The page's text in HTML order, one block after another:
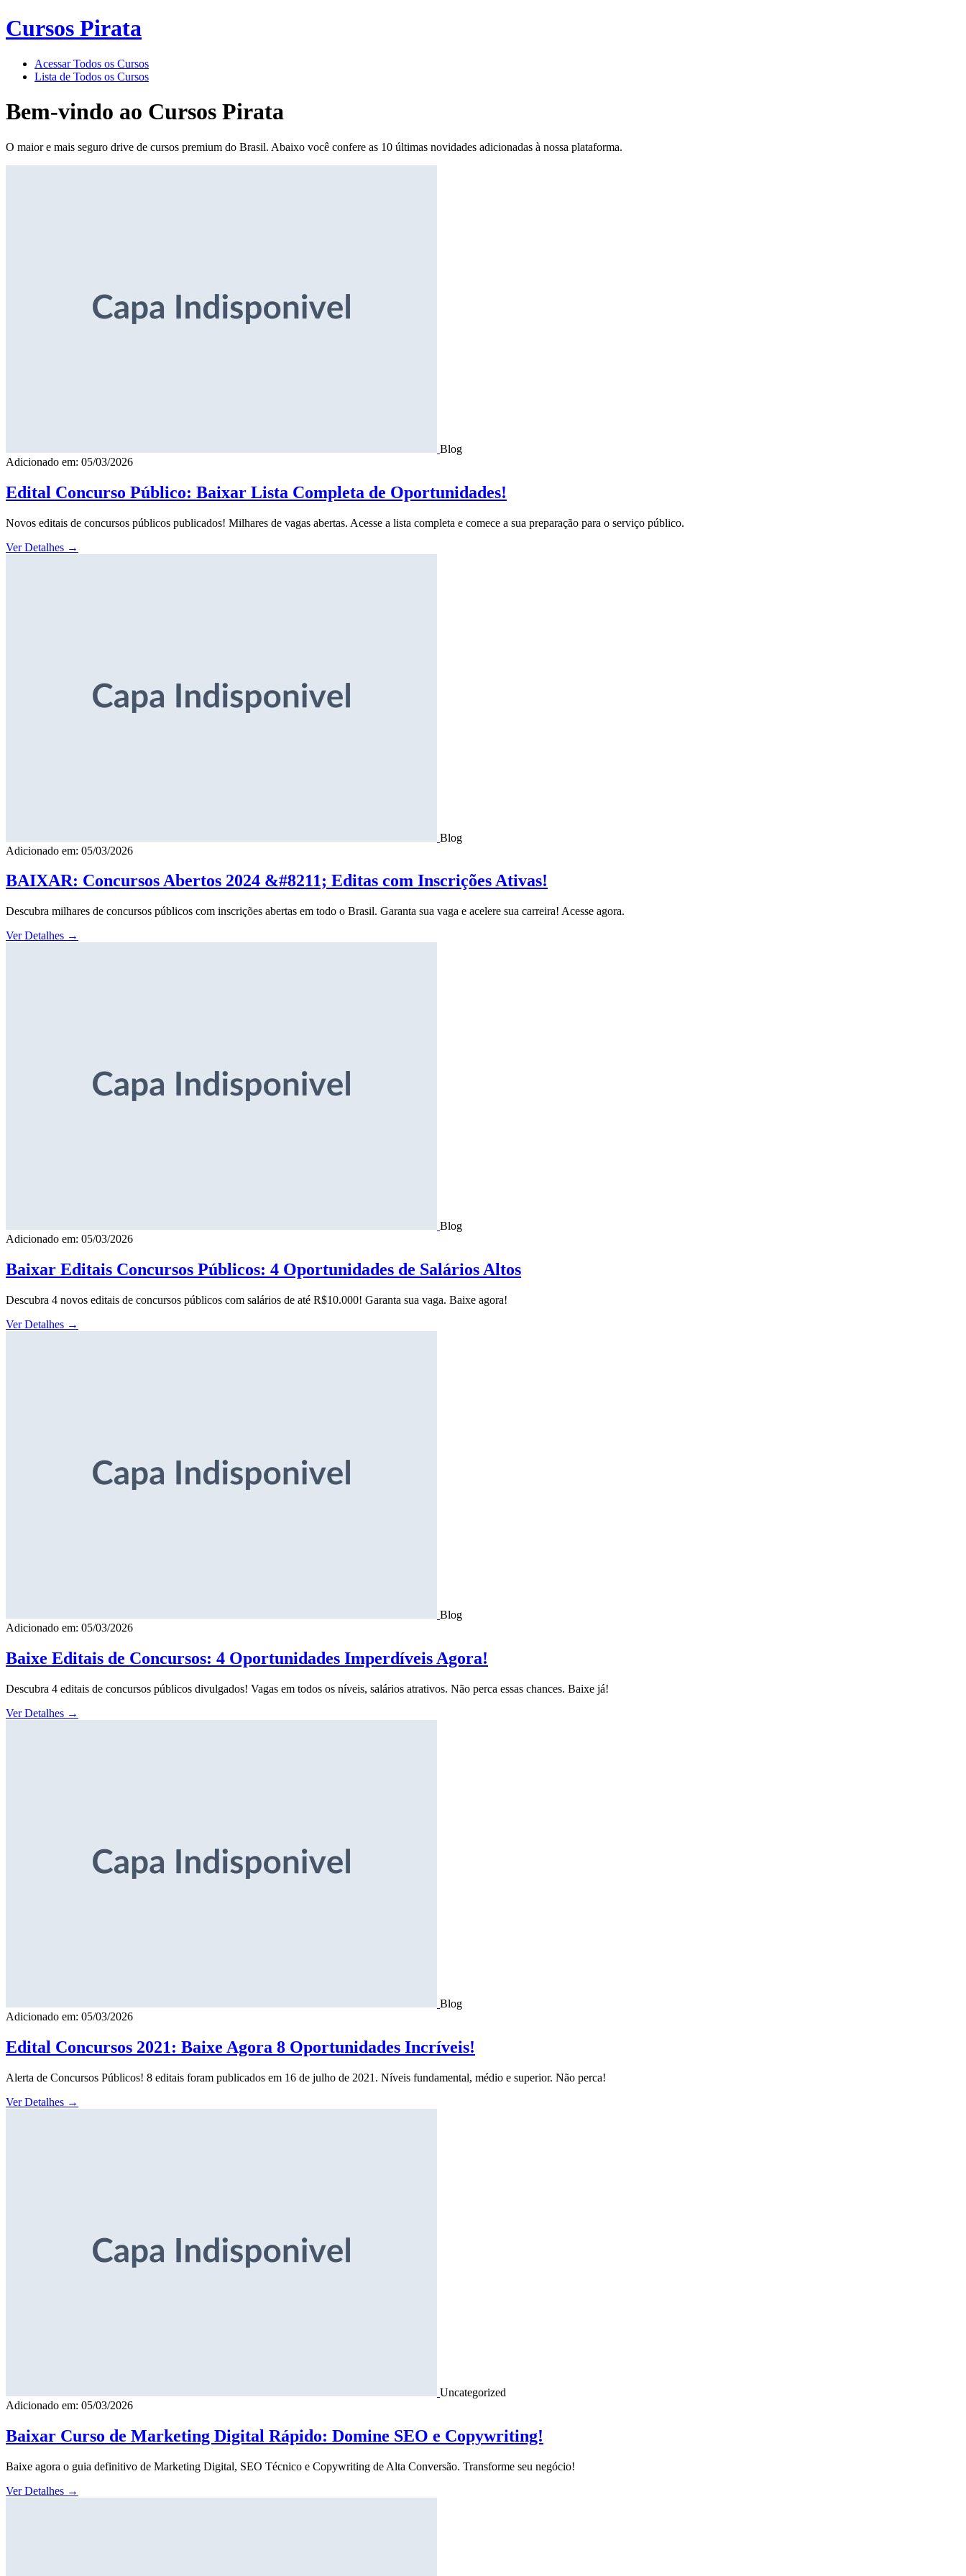
Cursos Pirata
Acessar Todos os Cursos
Lista de Todos os Cursos
Bem-vindo ao Cursos Pirata
O maior e mais seguro drive de cursos premium do Brasil. Abaixo você confere as 10 últimas novidades adicionadas à nossa plataforma.
Blog
Adicionado em: 05/03/2026
Edital Concurso Público: Baixar Lista Completa de Oportunidades!
Novos editais de concursos públicos publicados! Milhares de vagas abertas. Acesse a lista completa e comece a sua preparação para o serviço público.
Ver Detalhes →
Blog
Adicionado em: 05/03/2026
BAIXAR: Concursos Abertos 2024 &#8211; Editas com Inscrições Ativas!
Descubra milhares de concursos públicos com inscrições abertas em todo o Brasil. Garanta sua vaga e acelere sua carreira! Acesse agora.
Ver Detalhes →
Blog
Adicionado em: 05/03/2026
Baixar Editais Concursos Públicos: 4 Oportunidades de Salários Altos
Descubra 4 novos editais de concursos públicos com salários de até R$10.000! Garanta sua vaga. Baixe agora!
Ver Detalhes →
Blog
Adicionado em: 05/03/2026
Baixe Editais de Concursos: 4 Oportunidades Imperdíveis Agora!
Descubra 4 editais de concursos públicos divulgados! Vagas em todos os níveis, salários atrativos. Não perca essas chances. Baixe já!
Ver Detalhes →
Blog
Adicionado em: 05/03/2026
Edital Concursos 2021: Baixe Agora 8 Oportunidades Incríveis!
Alerta de Concursos Públicos! 8 editais foram publicados em 16 de julho de 2021. Níveis fundamental, médio e superior. Não perca!
Ver Detalhes →
Uncategorized
Adicionado em: 05/03/2026
Baixar Curso de Marketing Digital Rápido: Domine SEO e Copywriting!
Baixe agora o guia definitivo de Marketing Digital, SEO Técnico e Copywriting de Alta Conversão. Transforme seu negócio!
Ver Detalhes →